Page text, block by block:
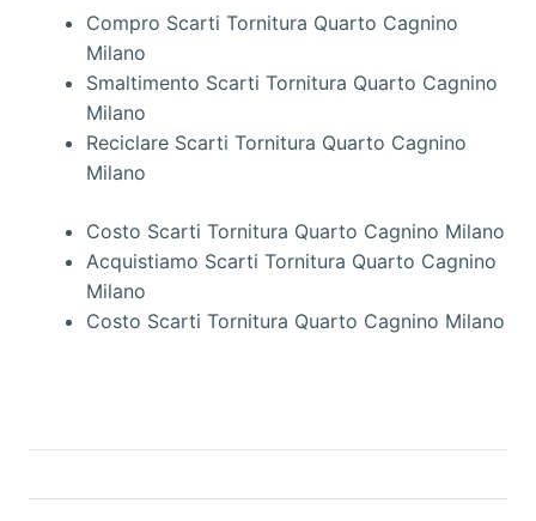
Compro Scarti Tornitura Quarto Cagnino
Milano
Smaltimento Scarti Tornitura Quarto Cagnino
Milano
Reciclare Scarti Tornitura Quarto Cagnino
Milano
Costo Scarti Tornitura Quarto Cagnino Milano
Acquistiamo Scarti Tornitura Quarto Cagnino
Milano
Costo Scarti Tornitura Quarto Cagnino Milano